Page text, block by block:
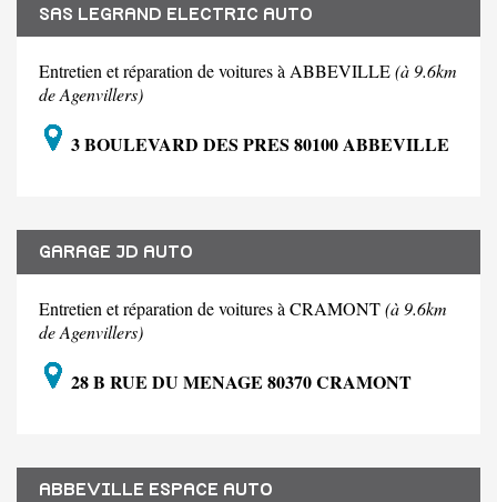
SAS LEGRAND ELECTRIC AUTO
Entretien et réparation de voitures à ABBEVILLE(à 9.6km
de Agenvillers)
3 BOULEVARD DES PRES 80100 ABBEVILLE
GARAGE JD AUTO
Entretien et réparation de voitures à CRAMONT(à 9.6km
de Agenvillers)
28 B RUE DU MENAGE 80370 CRAMONT
ABBEVILLE ESPACE AUTO